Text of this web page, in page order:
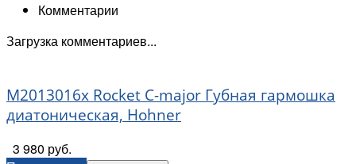
Комментарии
Загрузка комментариев...
M2013016x Rocket C-major Губная гармошка
диатоническая, Hohner
3 980 руб.